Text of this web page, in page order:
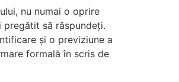
nu numai o oprire
să răspundeți.
și o previziune a
formală în scris de